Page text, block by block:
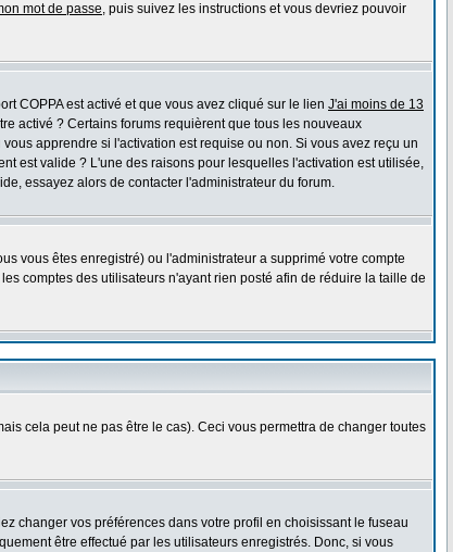
mot de passe, puis suivez les instructions et vous devriez pouvoir
COPPA est activé et que vous avez cliqué sur le lien J'ai moins de 13
activé ? Certains forums requièrent que tous les nouveaux
apprendre si l'activation est requise ou non. Si vous avez reçu un
est valide ? L'une des raisons pour lesquelles l'activation est utilisée,
essayez alors de contacter l'administrateur du forum.
vous êtes enregistré) ou l'administrateur a supprimé votre compte
comptes des utilisateurs n'ayant rien posté afin de réduire la taille de
cela peut ne pas être le cas). Ceci vous permettra de changer toutes
changer vos préférences dans votre profil en choisissant le fuseau
être effectué par les utilisateurs enregistrés. Donc, si vous